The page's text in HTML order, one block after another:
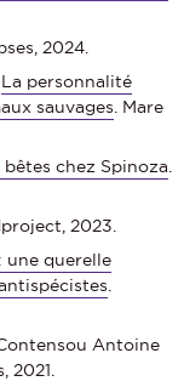
2024.
La personnalité
sauvages. Mare
bêtes chez Spinoza.
2023.
une querelle
.
Antoine
2021.